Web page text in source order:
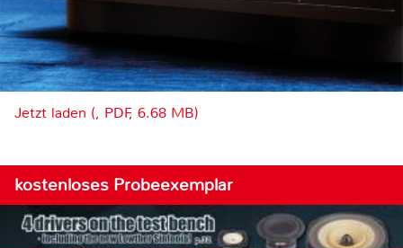
Jetzt laden (, PDF, 6.68 MB)
kostenloses Probeexemplar